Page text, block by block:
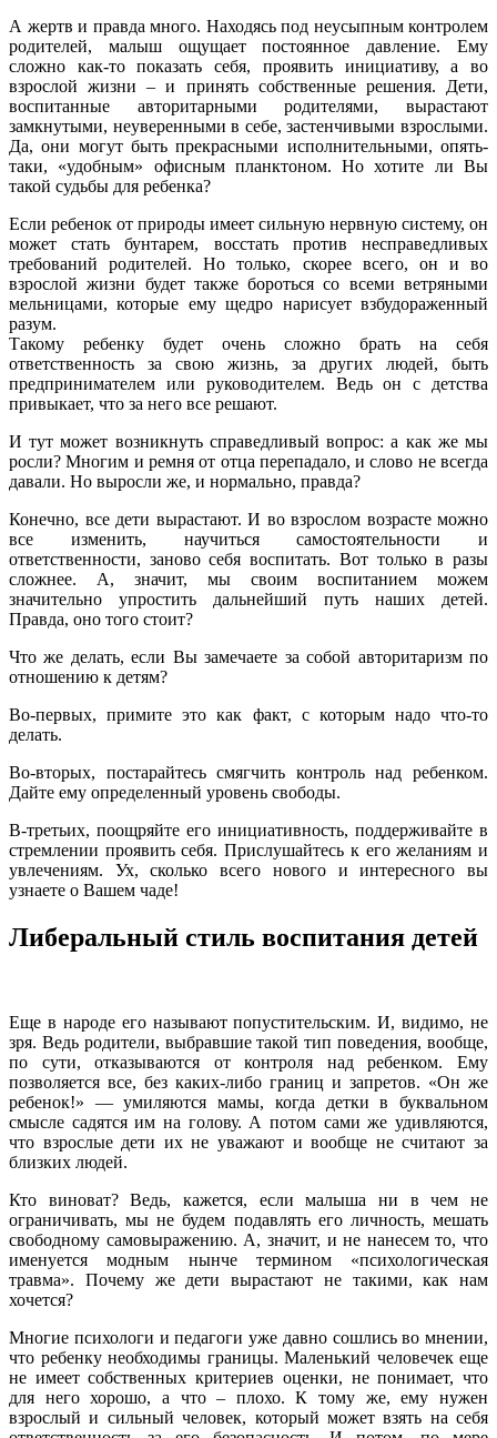
А жертв и правда много. Находясь под неусыпным контролем
родителей, малыш ощущает постоянное давление. Ему
сложно как-то показать себя, проявить инициативу, а во
взрослой жизни – и принять собственные решения. Дети,
воспитанные авторитарными родителями, вырастают
замкнутыми, неуверенными в себе, застенчивыми взрослыми.
Да, они могут быть прекрасными исполнительными, опять-
таки, «удобным» офисным планктоном. Но хотите ли Вы
такой судьбы для ребенка?
Если ребенок от природы имеет сильную нервную систему, он
может стать бунтарем, восстать против несправедливых
требований родителей. Но только, скорее всего, он и во
взрослой жизни будет также бороться со всеми ветряными
мельницами, которые ему щедро нарисует взбудораженный
разум.
Такому ребенку будет очень сложно брать на себя
ответственность за свою жизнь, за других людей, быть
предпринимателем или руководителем. Ведь он с детства
привыкает, что за него все решают.
И тут может возникнуть справедливый вопрос: а как же мы
росли? Многим и ремня от отца перепадало, и слово не всегда
давали. Но выросли же, и нормально, правда?
Конечно, все дети вырастают. И во взрослом возрасте можно
все изменить, научиться самостоятельности и
ответственности, заново себя воспитать. Вот только в разы
сложнее. А, значит, мы своим воспитанием можем
значительно упростить дальнейший путь наших детей.
Правда, оно того стоит?
Что же делать, если Вы замечаете за собой авторитаризм по
отношению к детям?
Во-первых, примите это как факт, с которым надо что-то
делать.
Во-вторых, постарайтесь смягчить контроль над ребенком.
Дайте ему определенный уровень свободы.
В-третьих, поощряйте его инициативность, поддерживайте в
стремлении проявить себя. Прислушайтесь к его желаниям и
увлечениям. Ух, сколько всего нового и интересного вы
узнаете о Вашем чаде!
Либеральный стиль воспитания детей
Еще в народе его называют попустительским. И, видимо, не
зря. Ведь родители, выбравшие такой тип поведения, вообще,
по сути, отказываются от контроля над ребенком. Ему
позволяется все, без каких-либо границ и запретов. «Он же
ребенок!» — умиляются мамы, когда детки в буквальном
смысле садятся им на голову. А потом сами же удивляются,
что взрослые дети их не уважают и вообще не считают за
близких людей.
Кто виноват? Ведь, кажется, если малыша ни в чем не
ограничивать, мы не будем подавлять его личность, мешать
свободному самовыражению. А, значит, и не нанесем то, что
именуется модным нынче термином «психологическая
травма». Почему же дети вырастают не такими, как нам
хочется?
Многие психологи и педагоги уже давно сошлись во мнении,
что ребенку необходимы границы. Маленький человечек еще
не имеет собственных критериев оценки, не понимает, что
для него хорошо, а что – плохо. К тому же, ему нужен
взрослый и сильный человек, который может взять на себя